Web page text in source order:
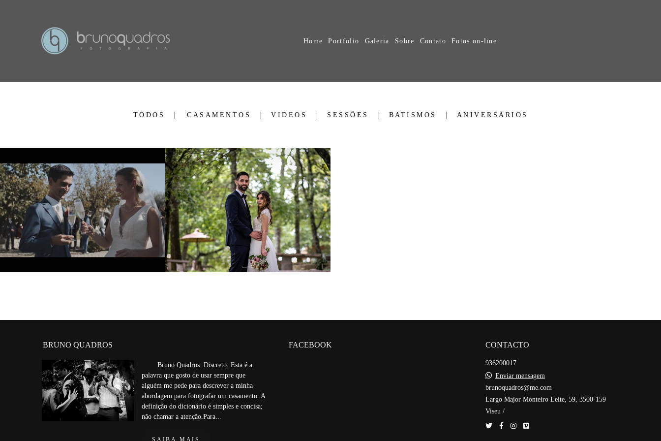
Home Portfolio Galeria Sobre Contato Fotos on-line
TODOS CASAMENTOS VIDEOS SESSÕES BATISMOS ANIVERSÁRIOS
1242 2134 529
BRUNO QUADROS
Bruno Quadros Discreto. Esta é a
palavra que gosto de usar sempre que
alguém me pede para descrever a minha
abordagem para fotografar um casamento. A
definição do dicionário é simples e concisa;
não chamar a atenção.Para...
FACEBOOK CONTACTO
936200017
Enviar mensagem
brunoquadros@me.com
Largo Major Monteiro Leite, 59, 3500-159
Viseu /